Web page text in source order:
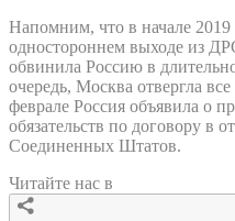
Напомним, что в начале
одностороннем выходе из
обвинила Россию в
очередь, Москва отвергла
феврале Россия объявила о
обязательств по договору в
Соединенных Штатов.
Читайте нас в